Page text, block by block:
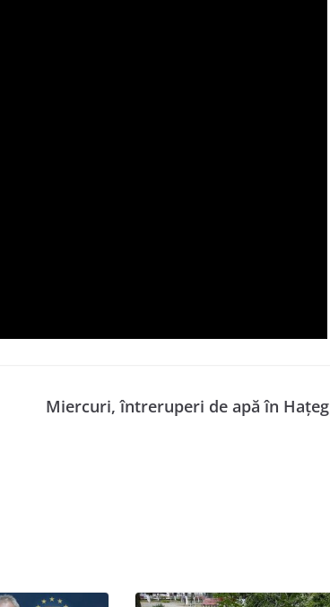
Miercuri, întreruperi de apă în Hațeg